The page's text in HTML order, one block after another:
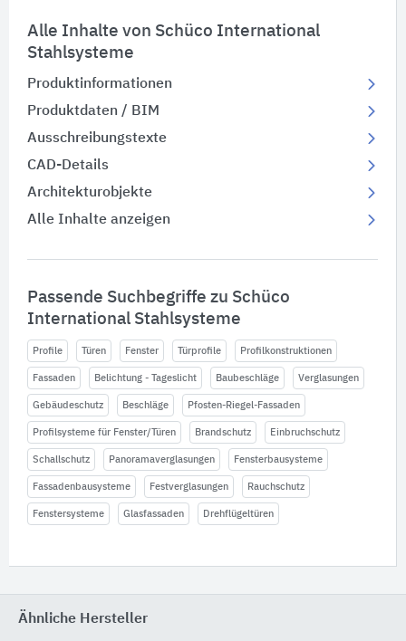
Alle Inhalte von Schüco International
Stahlsysteme
Produktinformationen
Produktdaten / BIM
Ausschreibungstexte
CAD-Details
Architekturobjekte
Alle Inhalte anzeigen
Passende Suchbegriffe zu Schüco
International Stahlsysteme
Profile Türen Fenster Türprofile Profilkonstruktionen
Fassaden Belichtung - Tageslicht Baubeschläge Verglasungen
Gebäudeschutz Beschläge Pfosten-Riegel-Fassaden
Profilsysteme für Fenster/Türen Brandschutz Einbruchschutz
Schallschutz Panoramaverglasungen Fensterbausysteme
Fassadenbausysteme Festverglasungen Rauchschutz
Fenstersysteme Glasfassaden Drehflügeltüren
Ähnliche Hersteller